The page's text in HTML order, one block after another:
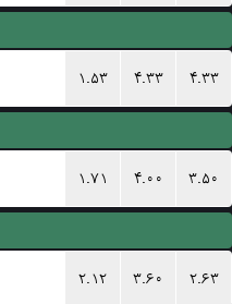
۱.۵۳ ۴.۳۳ ۴.۳۳
۱.۷۱ ۴.۰۰ ۳.۵۰
۲.۱۲ ۳.۶۰ ۲.۶۳